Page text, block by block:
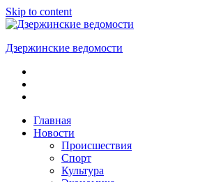
Skip to content
Дзержинские ведомости
ОБЩЕСТВЕННО-
ПОЛИТИЧЕСКАЯ
ГАЗЕТАГлавная
Новости
Происшествия
Спорт
Культура